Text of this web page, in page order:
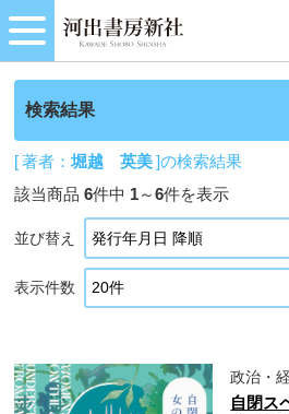
検索結果
[ 著者：堀越 英美]の検索結果
該当商品6件中 1～6件を表示
並び替え
表示件数
政治・
自閉ス